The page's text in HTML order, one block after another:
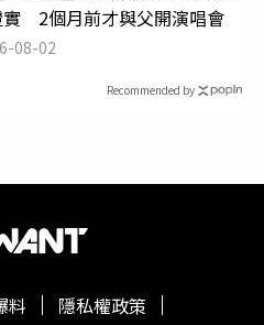
實 2個月前才與父開演唱會
08-02
Recommended by
料
隱私權政策